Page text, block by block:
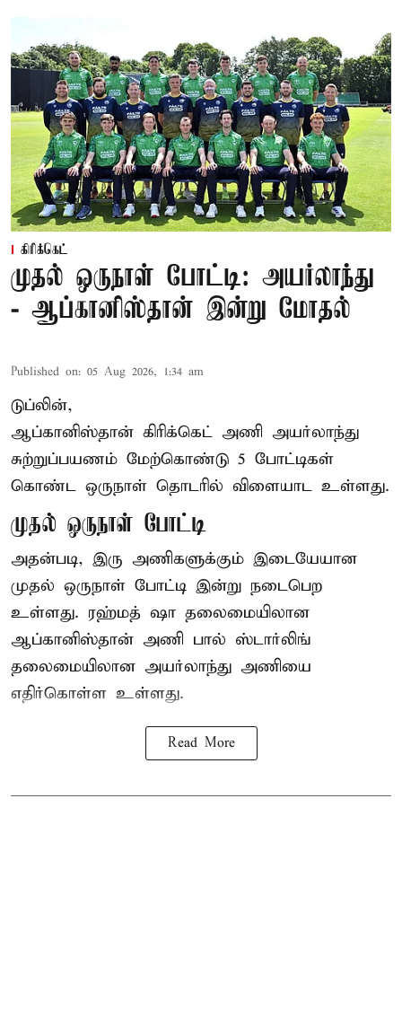
கிரிக்கெட்
முதல் ஒருநாள் போட்டி: அயர்லாந்து
- ஆப்கானிஸ்தான் இன்று மோதல்
Published on: 05 Aug 2026, 1:34 am
டுப்லின்,
ஆப்கானிஸ்தான் கிரிக்கெட் அணி அயர்லாந்து
சுற்றுப்பயணம் மேற்கொண்டு 5 போட்டிகள்
கொண்ட ஒருநாள் தொடரில் விளையாட உள்ளது.
முதல் ஒருநாள் போட்டி
அதன்படி, இரு அணிகளுக்கும் இடையேயான
முதல் ஒருநாள் போட்டி இன்று நடைபெற
உள்ளது. ரஹ்மத் ஷா தலைமையிலான
ஆப்கானிஸ்தான் அணி பால் ஸ்டார்லிங்
தலைமையிலான அயர்லாந்து அணியை
எதிர்கொள்ள உள்ளது.
Read More